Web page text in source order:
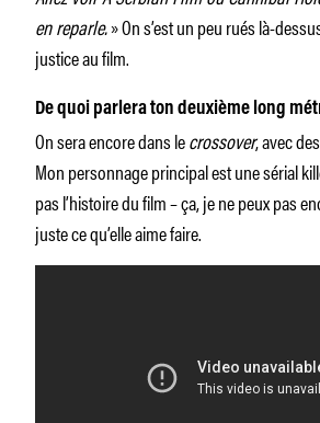
en reparle.» On s’est un peu rués là-
justice au film.
De quoi parlera ton deuxième long
On sera encore dans lecrossover, avec
Mon personnage principal est une sérial
pas l’histoire du film – ça, je ne peux pas
juste ce qu’elle aime faire.